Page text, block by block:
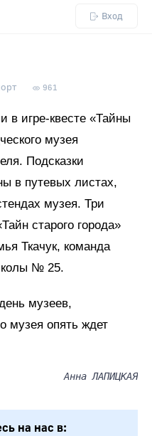
Вход
961
в игре-квесте «Тайны
музея
Подсказки
в путевых листах,
музея. Три
старого города»
Ткачук, команда
№ 25.
музеев,
музея опять ждет
Анна ЛАПИЦКАЯ
на нас в: